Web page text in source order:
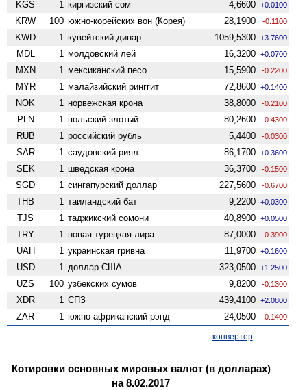
KGS 1 киргизский сом 4,6600 +0.0100
KRW 100 южно-корейских вон (Корея) 28,1900 -0.1100
KWD 1 кувейтский динар 1059,5300 +3.7600
MDL 1 молдовский лей 16,3200 +0.0700
MXN 1 мексиканский песо 15,5900 -0.2200
MYR 1 малайзийский ринггит 72,8600 +0.1400
NOK 1 норвежская крона 38,8000 -0.2100
PLN 1 польский злотый 80,2600 -0.4300
RUB 1 российский рубль 5,4400 -0.0300
SAR 1 саудовский риял 86,1700 +0.3600
SEK 1 шведская крона 36,3700 -0.1500
SGD 1 сингапурский доллар 227,5600 -0.6700
THB 1 таиландский бат 9,2200 +0.0300
TJS 1 таджикский сомони 40,8900 +0.0500
TRY 1 новая турецкая лира 87,0000 -0.3900
UAH 1 украинская гривна 11,9700 +0.1600
USD 1 доллар США 323,0500 +1.2500
UZS 100 узбекских сумов 9,8200 -0.1300
XDR 1 СПЗ 439,4100 +2.0800
ZAR 1 южно-африканский рэнд 24,0500 -0.1400
конвертер
Котировки основных мировых валют (в долларах)
на 8.02.2017